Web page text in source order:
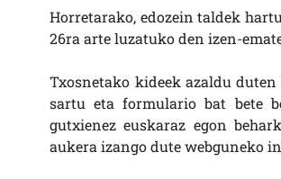
Horretarako, edozein taldek
26ra arte luzatuko den izen-
Txosnetako kideek azaldu
sartu eta formulario bat bete
gutxienez euskaraz egon
aukera izango dute webguneko